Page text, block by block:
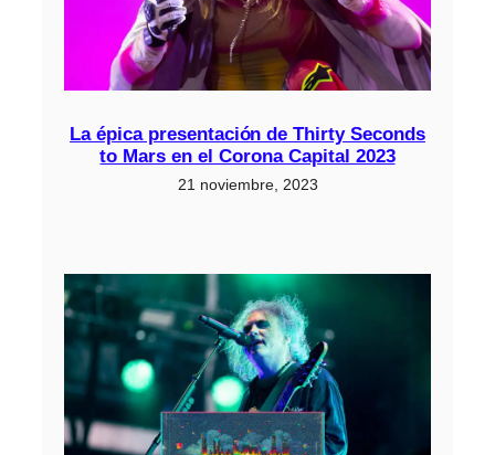
La épica presentación de Thirty Seconds
to Mars en el Corona Capital 2023
21 noviembre, 2023